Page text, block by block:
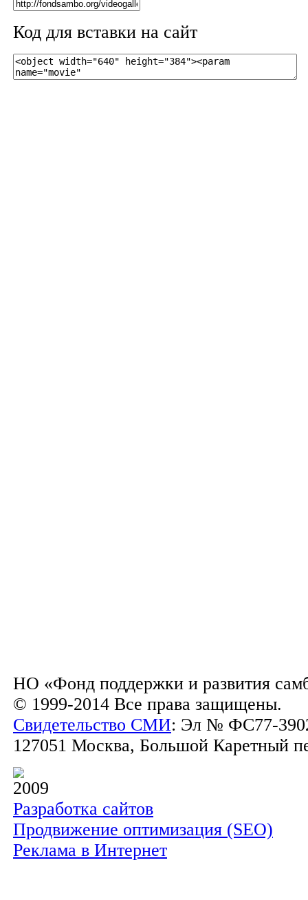
Код для вставки на сайт
НО «Фонд поддержки и развития
© 1999-2014 Все права защищены.
Свидетельство СМИ: Эл № ФС77-
127051 Москва, Большой Каретный
2009
Разработка сайтов
Продвижение оптимизация (SEO)
Реклама в Интернет